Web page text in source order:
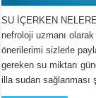
SU İÇERKEN
nefroloji uzmanı
önerilerimi sizlerle
gereken su miktarı
illa sudan sağlanması